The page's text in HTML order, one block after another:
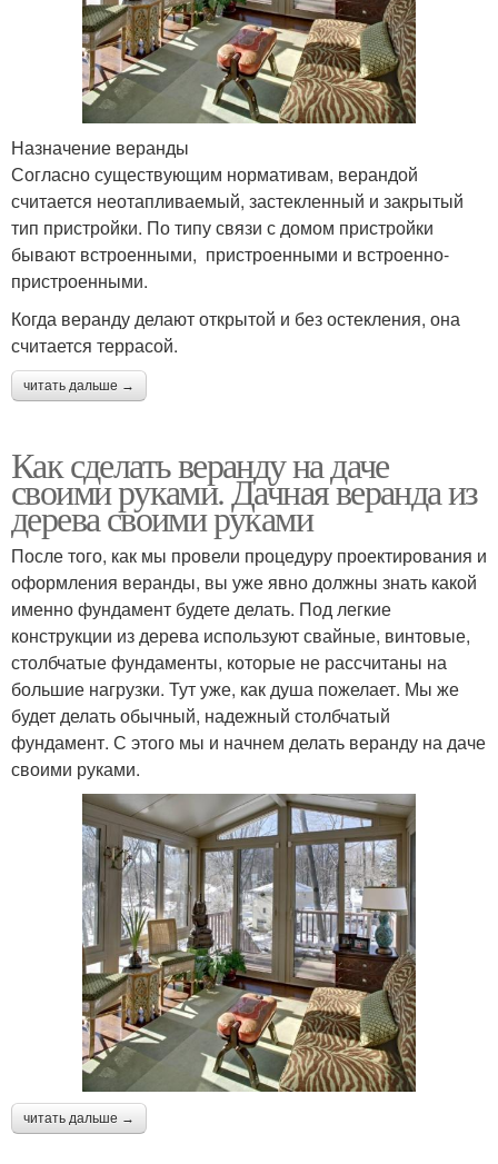
Назначение веранды
Согласно существующим нормативам, верандой
считается неотапливаемый, застекленный и закрытый
тип пристройки. По типу связи с домом пристройки
бывают встроенными, пристроенными и встроенно-
пристроенными.
Когда веранду делают открытой и без остекления, она
считается террасой.
читать дальше →
Как сделать веранду на даче
своими руками. Дачная веранда из
дерева своими руками
После того, как мы провели процедуру проектирования и
оформления веранды, вы уже явно должны знать какой
именно фундамент будете делать. Под легкие
конструкции из дерева используют свайные, винтовые,
столбчатые фундаменты, которые не рассчитаны на
большие нагрузки. Тут уже, как душа пожелает. Мы же
будет делать обычный, надежный столбчатый
фундамент. С этого мы и начнем делать веранду на даче
своими руками.
читать дальше →